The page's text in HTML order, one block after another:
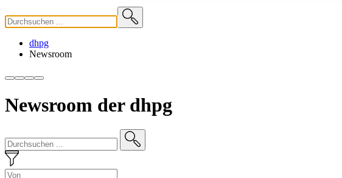
dhpg
Newsroom
Newsroom der dhpg